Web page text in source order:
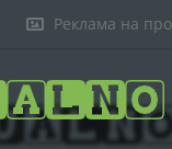
Реклама на